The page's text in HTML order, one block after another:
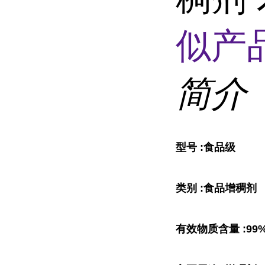
似产
简介
型号 :食品级
类别 :食品增稠剂
有效物质含量